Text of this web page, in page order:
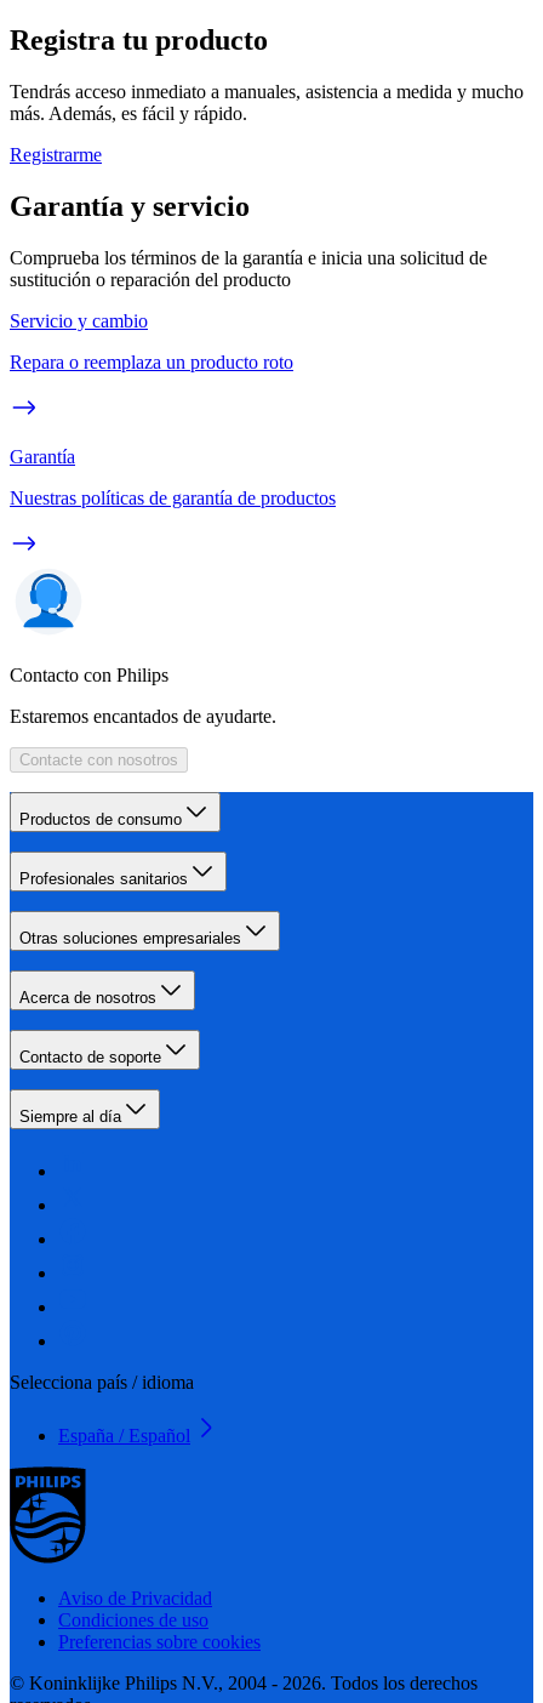
Registra tu producto
Tendrás acceso inmediato a manuales, asistencia a medida y mucho
más. Además, es fácil y rápido.
Registrarme
Garantía y servicio
Comprueba los términos de la garantía e inicia una solicitud de
sustitución o reparación del producto
Servicio y cambio
Repara o reemplaza un producto roto
Garantía
Nuestras políticas de garantía de productos
Contacto con Philips
Estaremos encantados de ayudarte.
Contacte con nosotros
Productos de consumo
Profesionales sanitarios
Otras soluciones empresariales
Acerca de nosotros
Contacto de soporte
Siempre al día
Selecciona país / idioma
España / Español
Aviso de Privacidad
Condiciones de uso
Preferencias sobre cookies
© Koninklijke Philips N.V., 2004 - 2026. Todos los derechos